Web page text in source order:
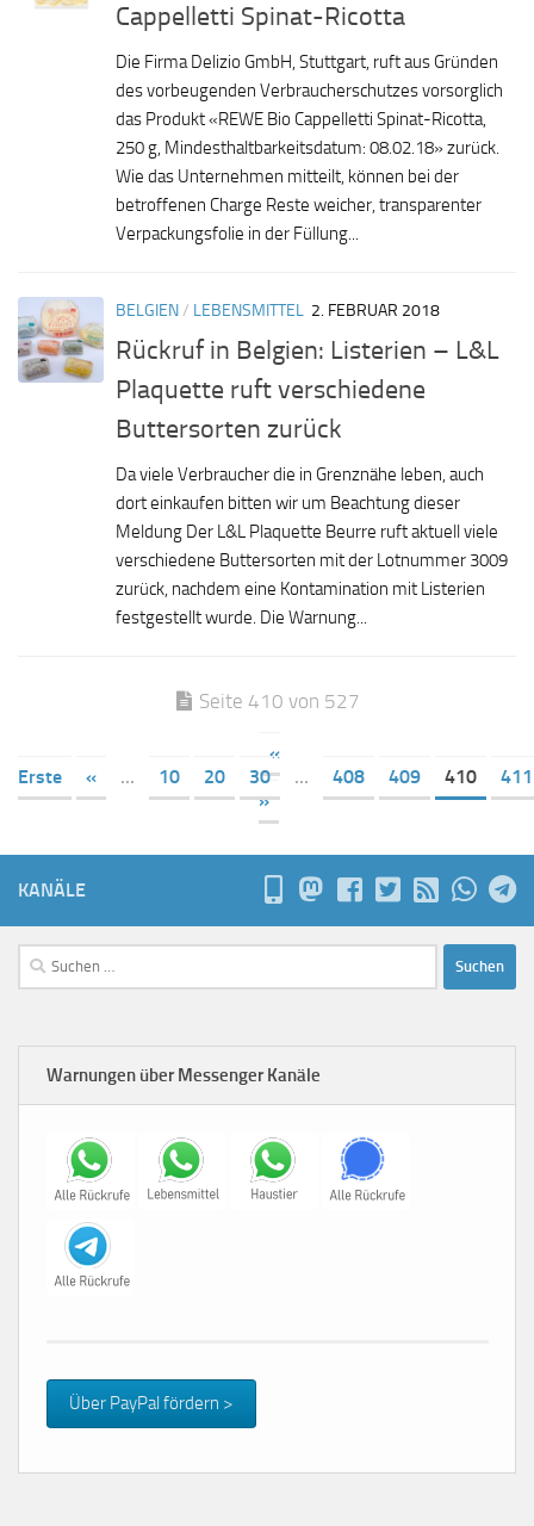
Cappelletti Spinat-Ricotta
Die Firma Delizio GmbH, Stuttgart, ruft aus Gründen
des vorbeugenden Verbraucherschutzes vorsorglich
das Produkt «REWE Bio Cappelletti Spinat-Ricotta,
250 g, Mindesthaltbarkeitsdatum: 08.02.18» zurück.
Wie das Unternehmen mitteilt, können bei der
betroffenen Charge Reste weicher, transparenter
Verpackungsfolie in der Füllung...
BELGIEN/ LEBENSMITTEL 2. FEBRUAR 2018
Rückruf in Belgien: Listerien – L&L
Plaquette ruft verschiedene
Buttersorten zurück
Da viele Verbraucher die in Grenznähe leben, auch
dort einkaufen bitten wir um Beachtung dieser
Meldung Der L&L Plaquette Beurre ruft aktuell viele
verschiedene Buttersorten mit der Lotnummer 3009
zurück, nachdem eine Kontamination mit Listerien
festgestellt wurde. Die Warnung...
Seite 410 von 527
«
Erste
« ... 10 20 30 ... 408 409 410
411
»
KANÄLE
Suchen
nach:
Warnungen über Messenger Kanäle
Über PayPal fördern >